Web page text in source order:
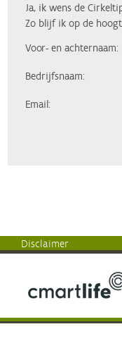
Ja, ik wens de
Zo blijf ik op de
Voor- en achternaam:
Bedrijfsnaam:
Email:
Disclaimer